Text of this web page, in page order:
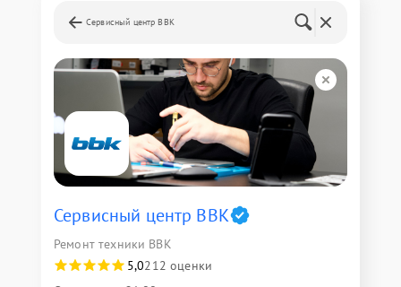
Сервисный центр BBK
Сервисный центр BBK
Ремонт техники BBK
5,0212 оценки